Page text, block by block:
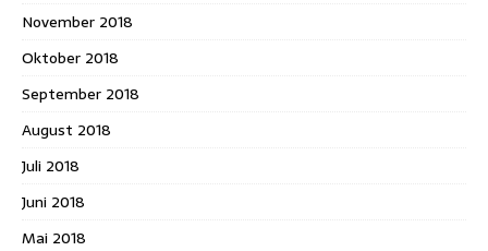
November 2018
Oktober 2018
September 2018
August 2018
Juli 2018
Juni 2018
Mai 2018